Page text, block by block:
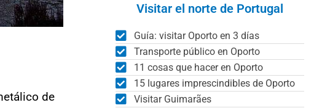
de
Visitar el norte de Portugal
Guía: visitar Oporto en 3 días
Transporte público en Oporto
11 cosas que hacer en Oporto
15 lugares imprescindibles de Oporto
Visitar Guimarães